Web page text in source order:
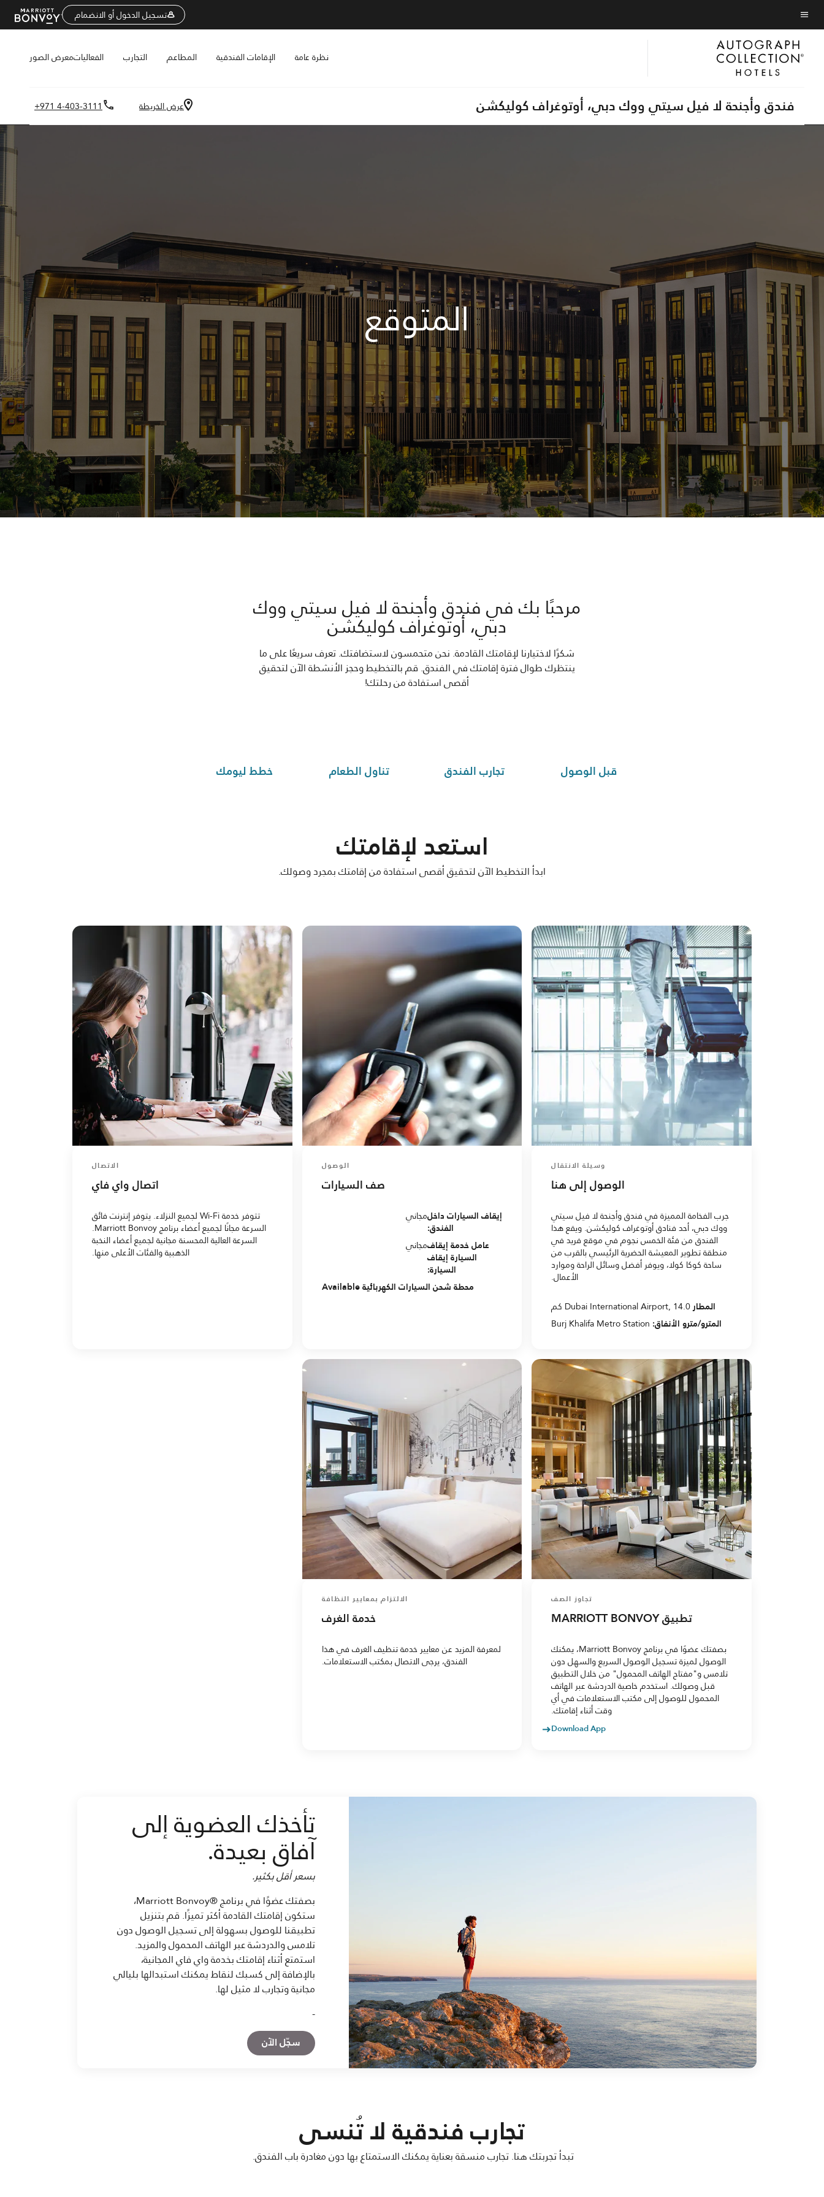
Skip
content
Skip
to
main
content
نص القائمة
تسجيل الدخول أو الانضمام
نظرة عامة الإقامات الفندقية المطاعم التجارب الفعالياتمعرض الصور
فندق وأجنحة لا فيل سيتي ووك دبي، أوتوغراف كوليكشن عرض الخريطة +971 4-403-3111
المتوقع
مرحبًا بك في فندق وأجنحة لا فيل سيتي ووك
دبي، أوتوغراف كوليكشن
شكرًا لاختيارنا لإقامتك القادمة. نحن متحمسون لاستضافتك. تعرف سريعًا على ما
ينتظرك طوال فترة إقامتك في الفندق. قم بالتخطيط وحجز الأنشطة الآن لتحقيق
أقصى استفادة من رحلتك!
قبل الوصول تجارب الفندق تناول الطعام خطط ليومك
استعد لإقامتك
ابدأ التخطيط الآن لتحقيق أقصى استفادة من إقامتك بمجرد وصولك.
وسيلة الانتقال
الوصول إلى هنا
جرب الفخامة المميزة في فندق وأجنحة لا فيل سيتي
ووك دبي، أحد فنادق أوتوغراف كوليكشن. ويقع هذا
الفندق من فئة الخمس نجوم في موقع فريد في
منطقة تطوير المعيشة الحضرية الرئيسي بالقرب من
ساحة كوكا كولا، ويوفر أفضل وسائل الراحة وموارد
الأعمال.
المطارDubai International Airport, 14.0 كم
المترو/مترو الأنفاق: Burj Khalifa Metro Station
الوصول
صف السيارات
إيقاف السيارات داخل
الفندق:
مجاني
عامل خدمة إيقاف
السيارة إيقاف
السيارة:
مجاني
محطة شحن السيارات الكهربائية Available
الاتصال
اتصال واي فاي
تتوفر خدمة Wi-Fi لجميع النزلاء. يتوفر إنترنت فائق
السرعة مجانًا لجميع أعضاء برنامج Marriott Bonvoy.
السرعة العالية المحسنة مجانية لجميع أعضاء النخبة
الذهبية والفئات الأعلى منها.
تجاوز الصف
تطبيق MARRIOTT BONVOY
بصفتك عضوًا في برنامج Marriott Bonvoy، يمكنك
الوصول لميزة تسجيل الوصول السريع والسهل دون
تلامس و"مفتاح الهاتف المحمول" من خلال التطبيق
قبل وصولك. استخدم خاصية الدردشة عبر الهاتف
المحمول للوصول إلى مكتب الاستعلامات في أي
وقت أثناء إقامتك.
Download App
الالتزام بمعايير النظافة
خدمة الغرف
لمعرفة المزيد عن معايير خدمة تنظيف الغرف في هذا
الفندق، يرجى الاتصال بمكتب الاستعلامات.
تأخذك العضوية إلى
آفاق بعيدة.
بسعر أقل بكثير.
بصفتك عضوًا في برنامج ®Marriott Bonvoy،
ستكون إقامتك القادمة أكثر تميزًا. قم بتنزيل
تطبيقنا للوصول بسهولة إلى تسجيل الوصول دون
تلامس والدردشة عبر الهاتف المحمول والمزيد.
استمتع أثناء إقامتك بخدمة واي فاي المجانية،
بالإضافة إلى كسبك لنقاط يمكنك استبدالها بليالي
مجانية وتجارب لا مثيل لها.
-
سجّل الآنOpen in New Tab
تجارب فندقية لا تُنسى
تبدأ تجربتك هنا. تجارب منسقة بعناية يمكنك الاستمتاع بها دون مغادرة باب الفندق.